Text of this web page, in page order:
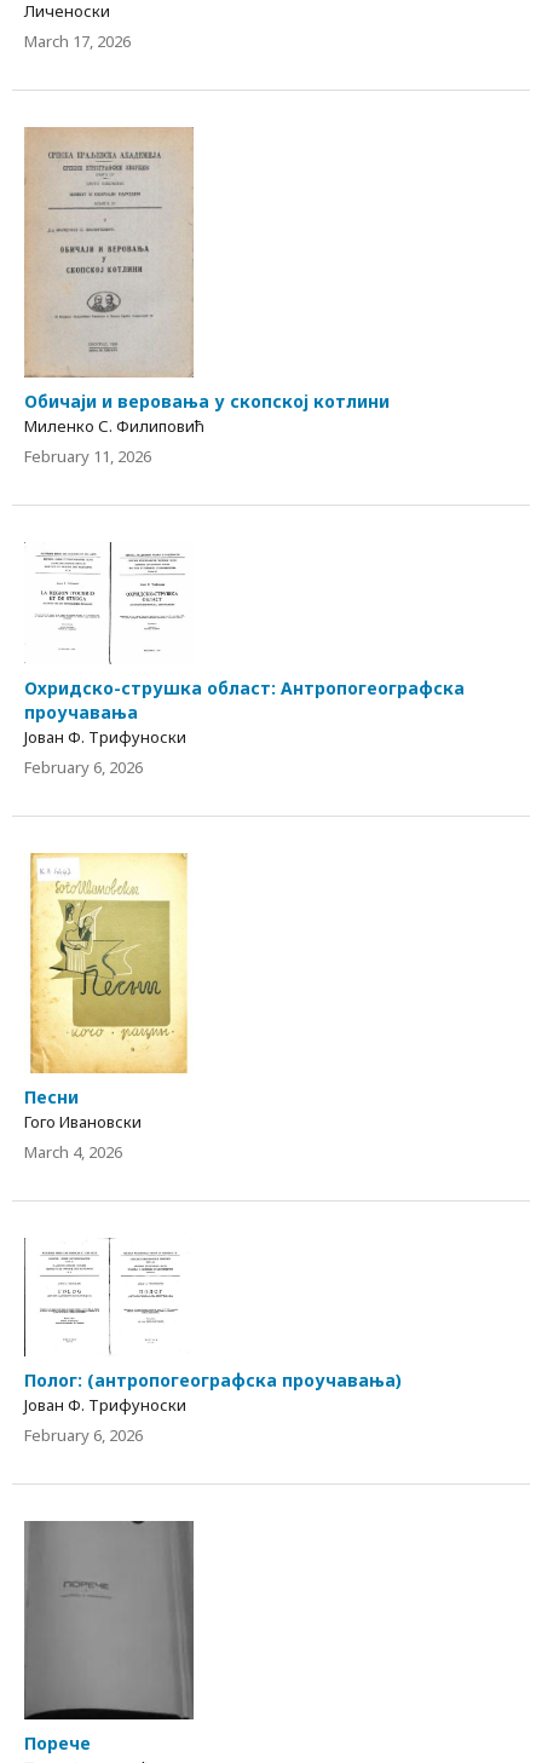
Личеноски
March 17, 2026
Обичаји и веровања у скопској котлини
Миленко С. Филиповић
February 11, 2026
Охридско-струшка област: Антропогеографска
проучавања
Јован Ф. Трифуноски
February 6, 2026
Песни
Гого Ивановски
March 4, 2026
Полог: (антропогеографска проучавања)
Јован Ф. Трифуноски
February 6, 2026
Порече